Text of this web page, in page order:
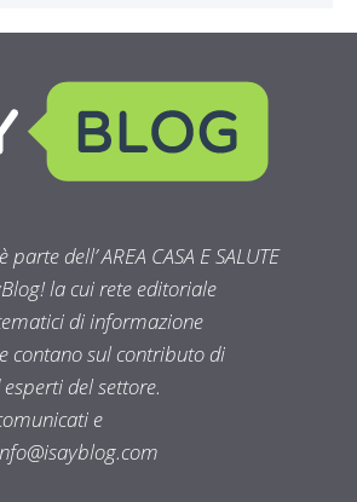
dell’ AREA CASA E SALUTE
la cui rete editoriale
di informazione
contano sul contributo di
del settore.
e